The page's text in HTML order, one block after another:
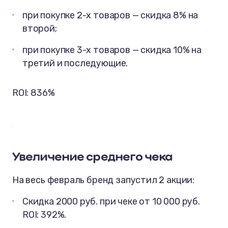
при покупке 2-х товаров — скидка 8% на
второй;
при покупке 3-х товаров — скидка 10% на
третий и последующие.
ROI: 836%
Увеличение среднего чека
На весь февраль бренд запустил 2 акции:
Скидка 2000 руб. при чеке от 10 000 руб.
ROI: 392%.